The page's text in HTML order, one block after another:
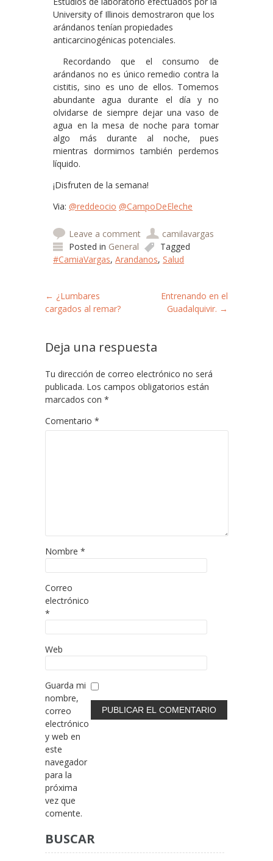
University of Illinois demostraron que los
arándanos tenían propiedades
anticarcinogénicas potenciales.
Recordando que el consumo de
arándanos no es único remedio contra la
cistitis, sino es uno de ellos. Tomemos
abundante agua durante el día y no
olvidarse de siempre dejar una vaso de
agua en la mesa de noche para tomar
algo más durante al noche, pues
mientras dormimos también perdemos
líquido.
¡Disfruten de la semana!
Via:@reddeocio @CampoDeEleche
Leave a comment
camilavargas
Posted in General
Tagged
#CamiaVargas,Arandanos,Salud
Post navigation
← ¿Lumbares
cargados al remar?
Entrenando en el
Guadalquivir. →
Deja una respuesta
Tu dirección de correo electrónico no será
publicada. Los campos obligatorios están
marcados con *
Comentario *
Nombre *
Correo
electrónico
*
Web
Guarda mi
nombre,
correo
electrónico
y web en
este
navegador
para la
próxima
vez que
comente.
BUSCAR